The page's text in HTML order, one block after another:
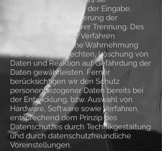
betreffenden Zugriffs, der Eingabe,
Weitergabe, der Sicherung der
Verfügbarkeit und ihrer Trennung. Des
Weiteren haben wir Verfahren
eingerichtet, die eine Wahrnehmung
von Betroffenenrechten, Löschung von
Daten und Reaktion auf Gefährdung der
Daten gewährleisten. Ferner
berücksichtigen wir den Schutz
personenbezogener Daten bereits bei
der Entwicklung, bzw. Auswahl von
Hardware, Software sowie Verfahren,
entsprechend dem Prinzip des
Datenschutzes durch Technikgestaltung
und durch datenschutzfreundliche
Voreinstellungen.